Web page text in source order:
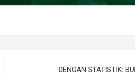
DENGAN STATISTIK: